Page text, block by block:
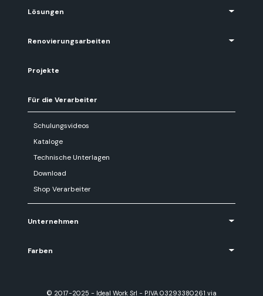
Lösungen
Renovierungsarbeiten
Projekte
Für die Verarbeiter
Schulungsvideos
Kataloge
Technische Unterlagen
Download
Shop Verarbeiter
Unternehmen
Farben
© 2017-2025 - Ideal Work Srl - P.IVA 03293380261 via